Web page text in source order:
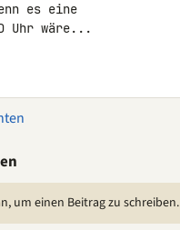
es eine
Uhr wäre...
um einen Beitrag zu schreiben.